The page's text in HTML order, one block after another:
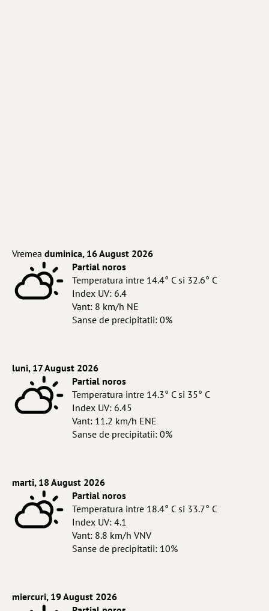
Vremea duminica, 16 August 2026
Partial noros
Temperatura intre 14.4° C si 32.6° C
Index UV: 6.4
Vant: 8 km/h NE
Sanse de precipitatii: 0%
luni, 17 August 2026
Partial noros
Temperatura intre 14.3° C si 35° C
Index UV: 6.45
Vant: 11.2 km/h ENE
Sanse de precipitatii: 0%
marti, 18 August 2026
Partial noros
Temperatura intre 18.4° C si 33.7° C
Index UV: 4.1
Vant: 8.8 km/h VNV
Sanse de precipitatii: 10%
miercuri, 19 August 2026